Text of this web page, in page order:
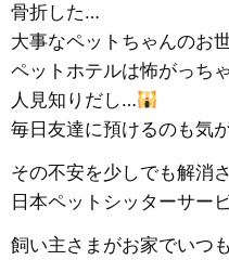
骨折した…
大事なペットちゃんのお
ペットホテルは怖がっち
人見知りだし…
毎日友達に預けるのも気
その不安を少しでも解消
日本ペットシッターサー
飼い主さまがお家でいつ